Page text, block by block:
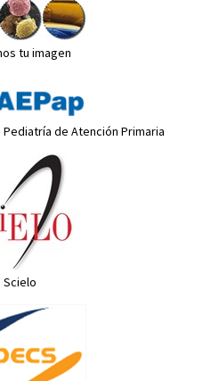
tu imagen
de Atención Primaria
Scielo